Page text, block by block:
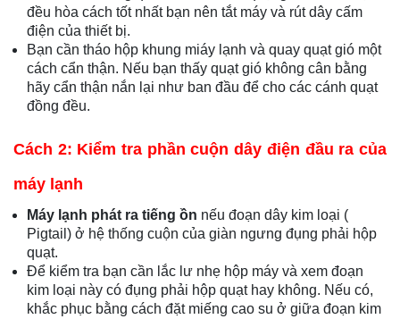
đều hòa cách tốt nhất bạn nên tắt máy và rút dây cấm
điện của thiết bị.
Bạn cần tháo hộp khung miáy lạnh và quay quạt gió một
cách cẩn thận. Nếu bạn thấy quạt gió không cân bằng
hãy cẩn thận nắn lại như ban đầu để cho các cánh quạt
đồng đều.
Cách 2: Kiểm tra phần cuộn dây điện đầu ra của
máy lạnh
Máy lạnh phát ra tiếng ồn nếu đoạn dây kim loại (
Pigtail) ở hệ thống cuộn của giàn ngưng đụng phải hộp
quạt.
Để kiểm tra bạn cần lắc lư nhẹ hộp máy và xem đoạn
kim loại này có đụng phải hộp quạt hay không. Nếu có,
khắc phục bằng cách đặt miếng cao su ở giữa đoạn kim